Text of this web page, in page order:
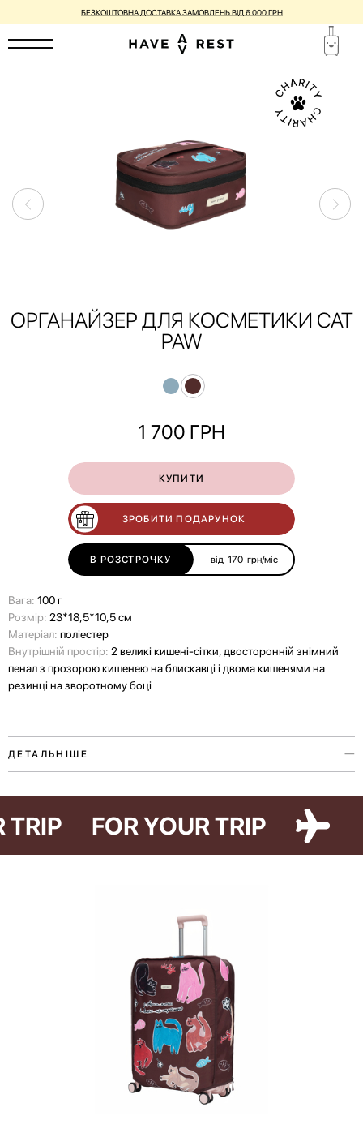
БЕЗКОШТОВНА ДОСТАВКА ЗАМОВЛЕНЬ ВІД 6 000 ГРН
ОРГАНАЙЗЕР ДЛЯ КОСМЕТИКИ CAT
PAW
1 700 ГРН
КУПИТИ
ЗРОБИТИ ПОДАРУНОК
В РОЗСТРОЧКУ від 170 грн/міс
Вага: 100 г
Розмір: 23*18,5*10,5 см
Матеріал: поліестер
Внутрішній простір: 2 великі кишені-сітки, двосторонній знімний
пенал з прозорою кишенею на блискавці і двома кишенями на
резинці на зворотному боці
ДЕТАЛЬНІШЕ
варіантах — Cat Paw та Dog Paw — ілюстрації до яких створила
художниця Ірина Максимова.
кишенею на блискавці та двома кишенями на резинці на
Лінійка Paw Story має благодійну складову — купуючи товари, ви
долучаєтесь до доброї справи. 10% від продажів ми передамо на
потреби притулку в Гостомелі.
TRIP FOR YOUR TRIP